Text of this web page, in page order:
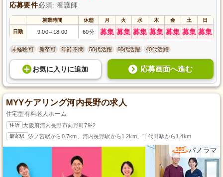
応募要件必須: 看護師
就業時間 休憩 月 火 水 木 金 土 日
日勤 9:00～ 18:00 60分 募集 募集 募集 募集 募集 募集 募集
未経験可 新卒可 年齢不問 50代活躍 60代活躍 40代活躍
お気に入り に追加 応募画面へ進む
MYYケアリング河内長野の求人
住宅型有料老人ホーム
住所 大阪府河内長野市向野町79-2
最寄駅 汐ノ宮駅から0.7km、河内長野駅から1.2km、千代田駅から1.4km
パノラマ